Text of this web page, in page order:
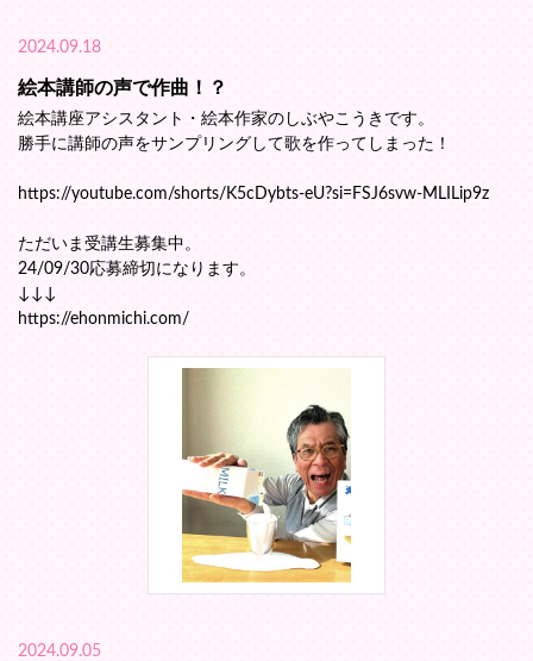
2024.09.18
絵本講師の声で作曲！？
絵本講座アシスタント・絵本作家のしぶやこうきです。
勝手に講師の声をサンプリングして歌を作ってしまった！
https://youtube.com/shorts/K5cDybts-eU?si=FSJ6svw-MLILip9z
ただいま受講生募集中。
24/09/30応募締切になります。
↓↓↓
https://ehonmichi.com/
2024.09.05